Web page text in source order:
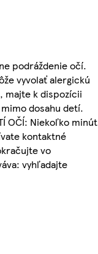
podráždenie očí.
vyvolať alergickú
majte k dispozícii
dosahu detí.
OČÍ: Niekoľko minút
kontaktné
vo
vyhľadajte